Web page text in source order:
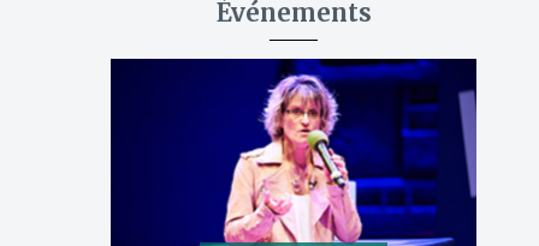
Événements